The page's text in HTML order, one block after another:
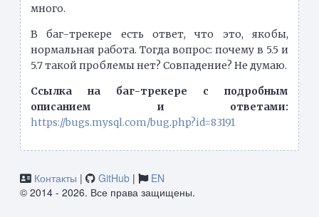
много.
В баг-трекере есть ответ, что это, якобы,
нормальная работа. Тогда вопрос: почему в 5.5 и
5.7 такой проблемы нет? Совпадение? Не думаю.
Ссылка на баг-трекере с подробным
описанием и ответами:
https://bugs.mysql.com/bug.php?id=83191
Контакты | GitHub |
EN
© 2014 - 2026. Все права защищены.